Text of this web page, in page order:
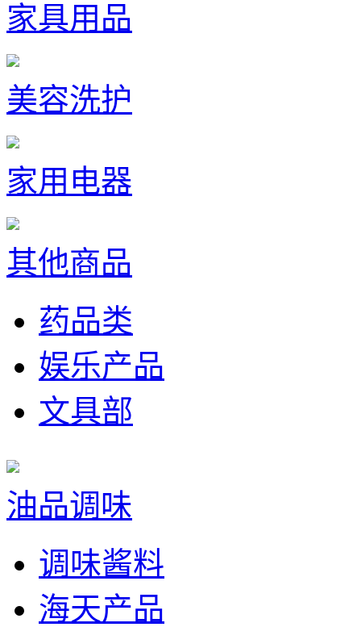
家具用品
美容洗护
家用电器
其他商品
药品类
娱乐产品
文具部
油品调味
调味酱料
海天产品